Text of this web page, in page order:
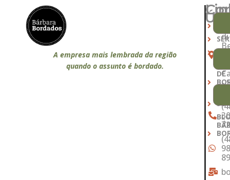
A empresa mais lembrada da região
quando o assunto é bordado.
DE
di
-